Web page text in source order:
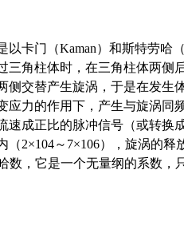
以卡门（Kaman）和斯特劳哈
三角柱体时，在三角柱体两侧
侧交替产生旋涡，于是在发生
应力的作用下，产生与旋涡同
速成正比的脉冲信号（或转换
（2×104～7×106），旋涡的释
数，它是一个无量纲的系数，